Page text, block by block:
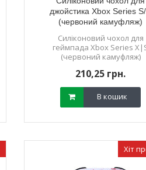
джойстика Xbox Series
(червоний камуфляж)
Силіконовий чохол для
геймпада Xbox Series
(червоний камуфляж)
210,25 грн.
В кошик
Хіт